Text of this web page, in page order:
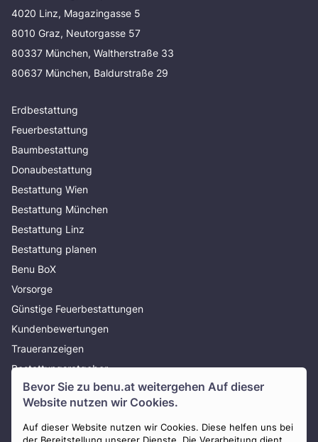
Bevor Sie zu benu.at weitergehen Auf dieser
Website nutzen wir Cookies.
Auf dieser Website nutzen wir Cookies. Diese helfen uns bei
4020 Linz, Magazingasse 5
8010 Graz, Neutorgasse 57
80337 München, Waltherstraße 33
80637 München, Baldurstraße 29
Erdbestattung
Feuerbestattung
Baumbestattung
Donaubestattung
Bestattung Wien
Bestattung München
Bestattung Linz
Bestattung planen
Benu BoX
Vorsorge
Günstige Feuerbestattungen
Kundenbewertungen
Traueranzeigen
Bestattungsratgeber
Über uns
Presse
AGB